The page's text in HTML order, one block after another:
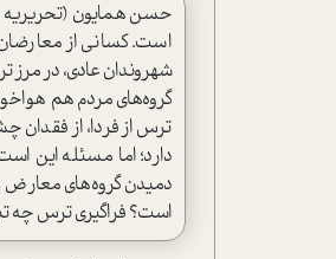
حسن همایون (تحریریه
است. کسانی از
شهروندان عادی، در مرز
گروه‌های مردم هم
ترس از فردا، از فقدان
دارد؛ اما مسئله این
دمیدن گروه‌های معارض
است؟ فراگیری ترس چه